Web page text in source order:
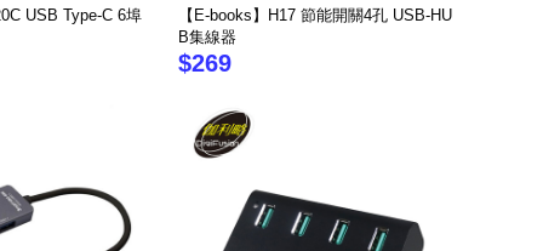
USB Type-C 6埠
【E-books】H17 節能開關4孔 USB-HU
B集線器
$269